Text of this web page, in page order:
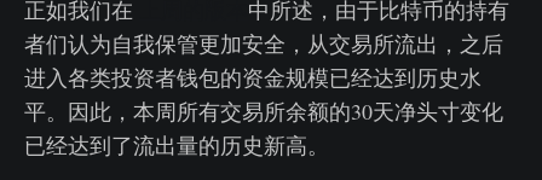
正如我们在
中所述，由于比特币的持有
者们认为自我保管更加安全，从交易所流出，之后
进入各类投资者钱包的资金规模已经达到历史水
平。因此，本周所有交易所余额的30天净头寸变化
已经达到了流出量的历史新高。